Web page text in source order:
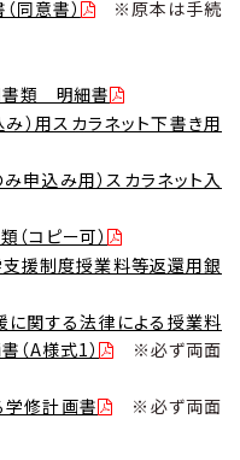
同意書）
※原本は手続
書類 明細書
）用スカラネット下書き用
申込み用）スカラネット入
（コピー可）
援制度授業料等返還用銀
に関する法律による授業料
A様式1）
※必ず両面
修計画書
※必ず両面